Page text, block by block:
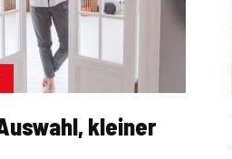
kleiner